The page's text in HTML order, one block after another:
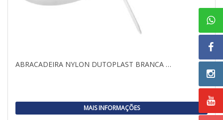
ABRACADEIRA NYLON DUTOPLAST BRANCA …
MAIS INFORMAÇÕES